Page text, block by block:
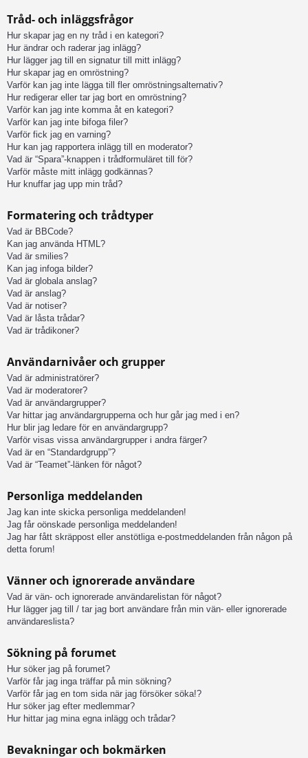
Tråd- och inläggsfrågor
Hur skapar jag en ny tråd i en kategori?
Hur ändrar och raderar jag inlägg?
Hur lägger jag till en signatur till mitt inlägg?
Hur skapar jag en omröstning?
Varför kan jag inte lägga till fler omröstningsalternativ?
Hur redigerar eller tar jag bort en omröstning?
Varför kan jag inte komma åt en kategori?
Varför kan jag inte bifoga filer?
Varför fick jag en varning?
Hur kan jag rapportera inlägg till en moderator?
Vad är “Spara”-knappen i trådformuläret till för?
Varför måste mitt inlägg godkännas?
Hur knuffar jag upp min tråd?
Formatering och trådtyper
Vad är BBCode?
Kan jag använda HTML?
Vad är smilies?
Kan jag infoga bilder?
Vad är globala anslag?
Vad är anslag?
Vad är notiser?
Vad är låsta trådar?
Vad är trådikoner?
Användarnivåer och grupper
Vad är administratörer?
Vad är moderatorer?
Vad är användargrupper?
Var hittar jag användargrupperna och hur går jag med i en?
Hur blir jag ledare för en användargrupp?
Varför visas vissa användargrupper i andra färger?
Vad är en “Standardgrupp”?
Vad är “Teamet”-länken för något?
Personliga meddelanden
Jag kan inte skicka personliga meddelanden!
Jag får oönskade personliga meddelanden!
Jag har fått skräppost eller anstötliga e-postmeddelanden från någon på
detta forum!
Vänner och ignorerade användare
Vad är vän- och ignorerade användarelistan för något?
Hur lägger jag till / tar jag bort användare från min vän- eller ignorerade
användareslista?
Sökning på forumet
Hur söker jag på forumet?
Varför får jag inga träffar på min sökning?
Varför får jag en tom sida när jag försöker söka!?
Hur söker jag efter medlemmar?
Hur hittar jag mina egna inlägg och trådar?
Bevakningar och bokmärken